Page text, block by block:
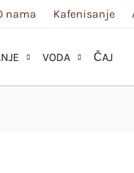
nama Kafenisanje
VODA ČAJ
Filter
Gratis)